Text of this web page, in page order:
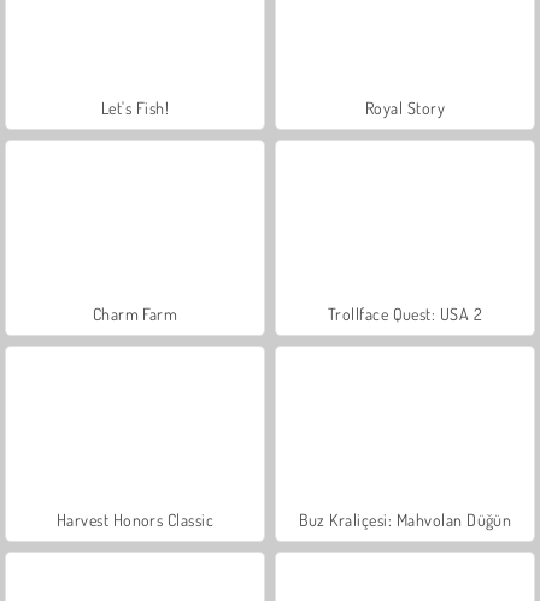
Let's Fish! Royal Story
Charm Farm Trollface Quest: USA 2
Harvest Honors Classic Buz Kraliçesi: Mahvolan Düğün